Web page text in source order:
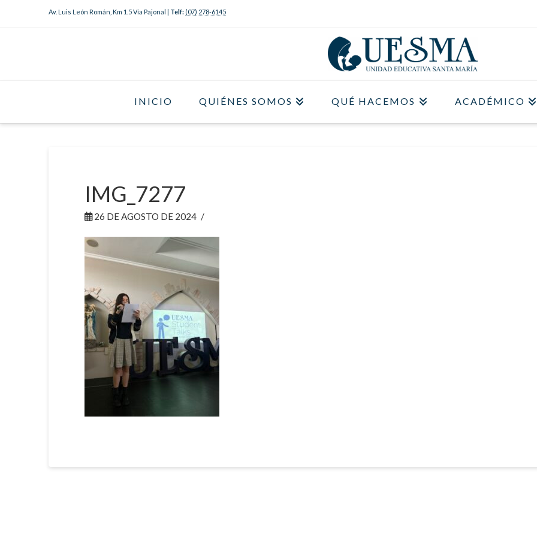
Av. Luis León Román, Km 1.5 Vía Pajonal | Telf: (07) 278-6145
INICIO QUIÉNES SOMOS QUÉ HACEMOS ACADÉMICO
IMG_7277
26 DE AGOSTO DE 2024